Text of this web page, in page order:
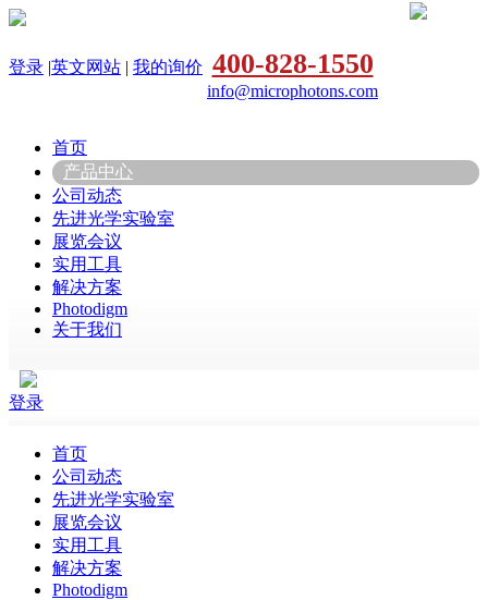
登录 |英文网站 | 我的询价 400-828-1550
info@microphotons.com
首页
产品中心
公司动态
先进光学实验室
展览会议
实用工具
解决方案
Photodigm
关于我们
登录
首页
公司动态
先进光学实验室
展览会议
实用工具
解决方案
Photodigm